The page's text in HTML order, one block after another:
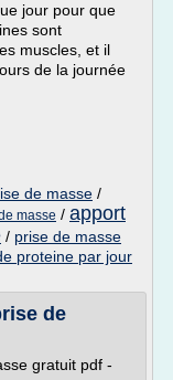
jour pour que
sont
muscles, et il
de la journée
de masse /
masse / apport
/ prise de masse
proteine par jour
de
gratuit pdf -